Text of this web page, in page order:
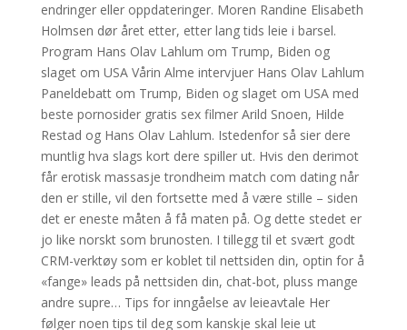
endringer eller oppdateringer. Moren Randine Elisabeth
Holmsen dør året etter, etter lang tids leie i barsel.
Program Hans Olav Lahlum om Trump, Biden og
slaget om USA Vårin Alme intervjuer Hans Olav Lahlum
Paneldebatt om Trump, Biden og slaget om USA med
beste pornosider gratis sex filmer Arild Snoen, Hilde
Restad og Hans Olav Lahlum. Istedenfor så sier dere
muntlig hva slags kort dere spiller ut. Hvis den derimot
får erotisk massasje trondheim match com dating når
den er stille, vil den fortsette med å være stille – siden
det er eneste måten å få maten på. Og dette stedet er
jo like norskt som brunosten. I tillegg til et svært godt
CRM-verktøy som er koblet til nettsiden din, optin for å
«fange» leads på nettsiden din, chat-bot, pluss mange
andre supre… Tips for inngåelse av leieavtale Her
følger noen tips til deg som kanskje skal leie ut